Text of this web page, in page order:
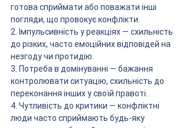
готова сприймати або поважати інші
погляди, що провокує конфлікти.
2. Імпульсивність у реакціях — схильність
до різких, часто емоційних відповідей на
незгоду чи протидію.
3. Потреба в домінуванні — бажання
контролювати ситуацію, схильність до
переконання інших у своїй правоті.
4. Чутливість до критики — конфліктні
люди часто сприймають будь-яку